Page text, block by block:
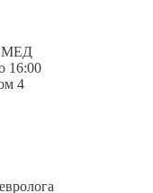
16:00
4